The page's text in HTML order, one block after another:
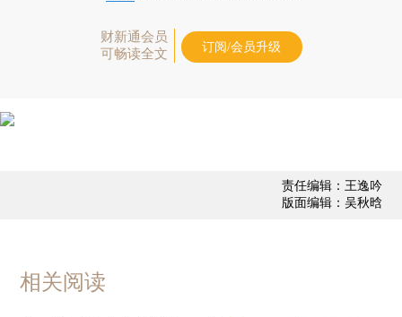
财新通会员
可畅读全文
订阅/会员升级
责任编辑：王逸吟
版面编辑：吴秋晗
相关阅读